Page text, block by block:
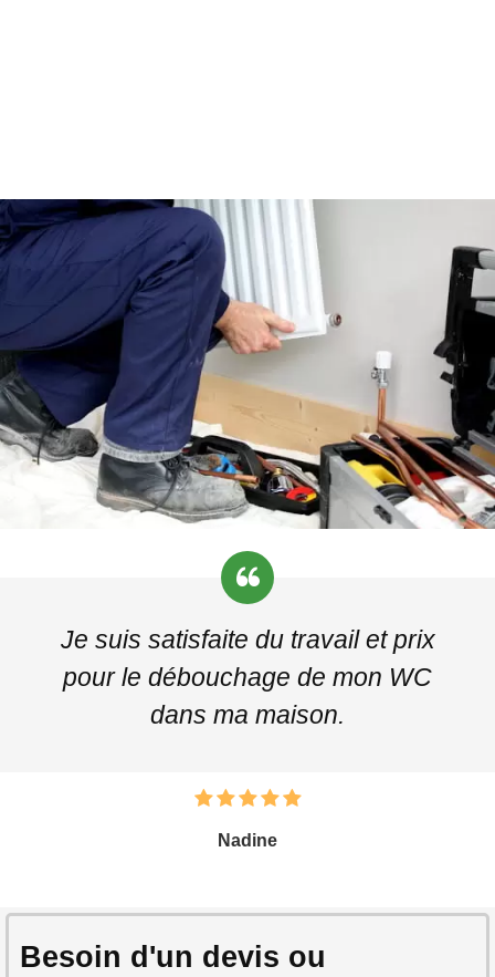
Je suis satisfaite du travail et prix
pour le débouchage de mon WC
dans ma maison.
Nadine
Besoin d'un devis ou